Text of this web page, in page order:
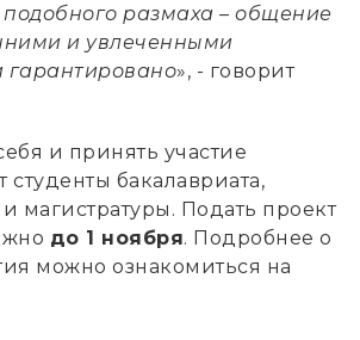
подобного размаха – общение
и увлеченными
гарантировано», - говорит
и принять участие
студенты бакалавриата,
магистратуры. Подать проект
до 1 ноября. Подробнее о
можно ознакомиться на